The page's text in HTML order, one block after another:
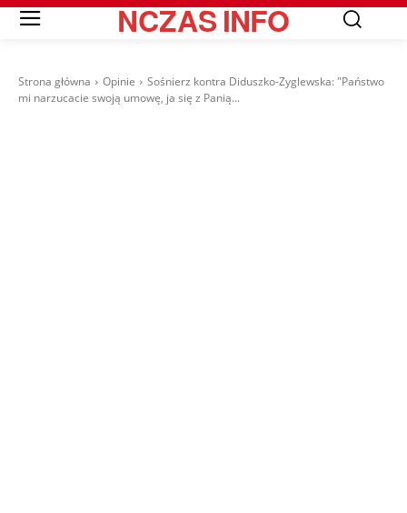
NCZASINFO
Strona główna Opinie
Sośnierz kontra Diduszko-Zyglewska: "Państwo
mi narzucacie swoją umowę, ja się z Panią...